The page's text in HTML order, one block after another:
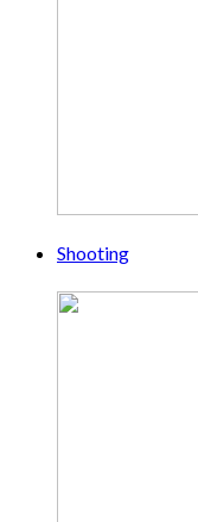
Shooting